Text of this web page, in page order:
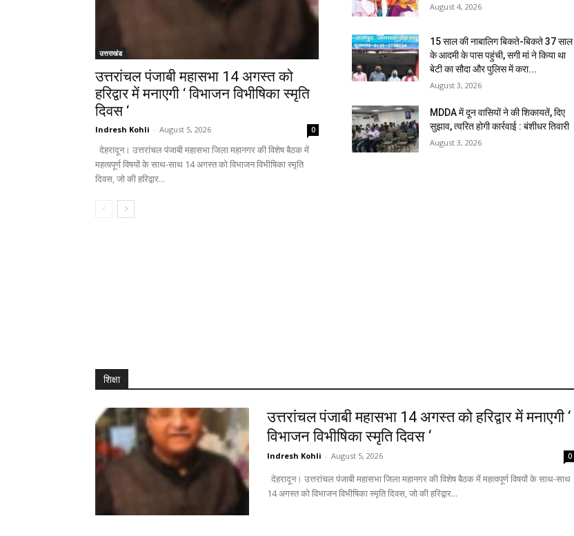
उत्तराखंड
उत्तरांचल पंजाबी महासभा 14 अगस्त को
हरिद्वार में मनाएगी ‘ विभाजन विभीषिका स्मृति
दिवस ‘
Indresh Kohli - August 5, 2026 0
देहरादून। उत्तरांचल पंजाबी महासभा जिला महानगर की विशेष बैठक में
महत्वपूर्ण विषयों के साथ-साथ 14 अगस्त को विभाजन विभीषिका स्मृति
दिवस, जो की हरिद्वार...
August 4, 2026
15 साल की नाबालिग बिकते-बिकते 37 साल
के आदमी के पास पहुंची, सगी मां ने किया था
बेटी का सौदा और पुलिस में करा...
August 3, 2026
MDDA में दून वासियों ने की शिकायतें, दिए
सुझाव, त्वरित होगी कार्रवाई : बंशीधर तिवारी
August 3, 2026
शिक्षा
उत्तरांचल पंजाबी महासभा 14 अगस्त को हरिद्वार में मनाएगी ‘
विभाजन विभीषिका स्मृति दिवस ‘
Indresh Kohli - August 5, 2026 0
14 अगस्त को विभाजन विभीषिका स्मृति दिवस, जो की हरिद्वार...